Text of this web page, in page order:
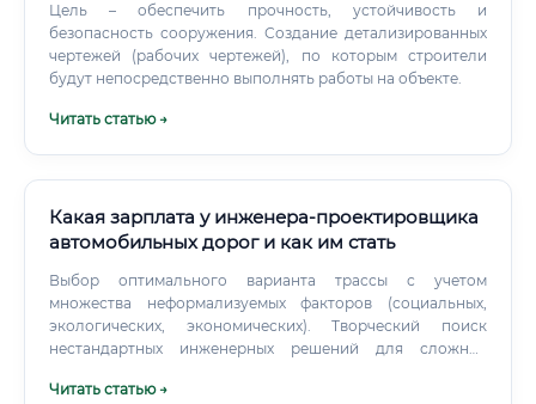
Цель – обеспечить прочность, устойчивость и
безопасность сооружения. Создание детализированных
чертежей (рабочих чертежей), по которым строители
будут непосредственно выполнять работы на объекте.
Читать статью →
Какая зарплата у инженера-проектировщика
автомобильных дорог и как им стать
Выбор оптимального варианта трассы с учетом
множества неформализуемых факторов (социальных,
экологических, экономических). Творческий поиск
нестандартных инженерных решений для сложных
будет не просто чертежником, а "инфраструктурным
Читать статью →